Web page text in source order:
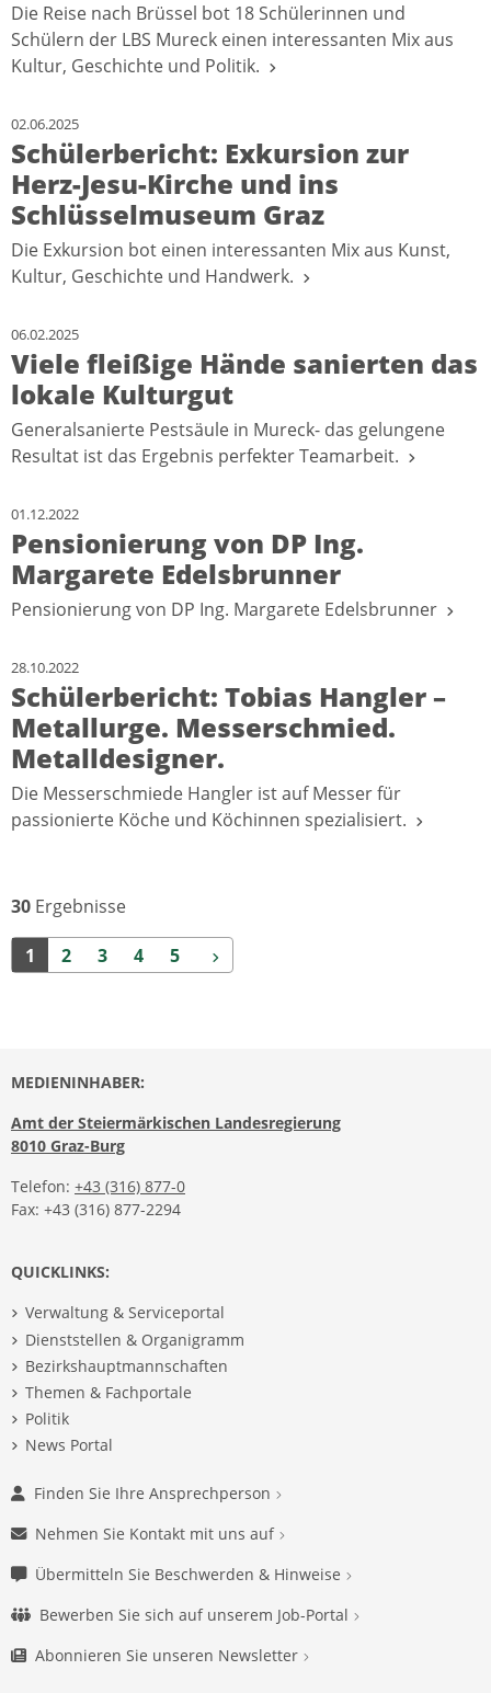
Die Reise nach Brüssel bot 18 Schülerinnen und
Schülern der LBS Mureck einen interessanten Mix aus
Kultur, Geschichte und Politik.
02.06.2025
Schülerbericht: Exkursion zur
Herz-Jesu-Kirche und ins
Schlüsselmuseum Graz
Die Exkursion bot einen interessanten Mix aus Kunst,
Kultur, Geschichte und Handwerk.
06.02.2025
Viele fleißige Hände sanierten das
lokale Kulturgut
Generalsanierte Pestsäule in Mureck- das gelungene
Resultat ist das Ergebnis perfekter Teamarbeit.
01.12.2022
Pensionierung von DP Ing.
Margarete Edelsbrunner
Pensionierung von DP Ing. Margarete Edelsbrunner
28.10.2022
Schülerbericht: Tobias Hangler –
Metallurge. Messerschmied.
Metalldesigner.
Die Messerschmiede Hangler ist auf Messer für
passionierte Köche und Köchinnen spezialisiert.
30 Ergebnisse
1 2 3 4 5 Weiter
MEDIENINHABER:
Amt der Steiermärkischen Landesregierung
8010 Graz-Burg
Telefon: +43 (316) 877-0
Fax: +43 (316) 877-2294
QUICKLINKS:
Verwaltung & Serviceportal
Dienststellen & Organigramm
Bezirkshauptmannschaften
Themen & Fachportale
Politik
News Portal
Finden Sie Ihre Ansprechperson
Nehmen Sie Kontakt mit uns auf
Übermitteln Sie Beschwerden & Hinweise
Bewerben Sie sich auf unserem Job-Portal
Abonnieren Sie unseren Newsletter